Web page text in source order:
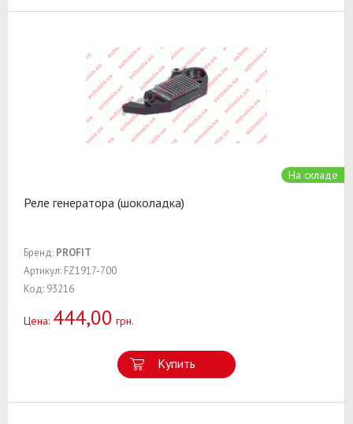
На складе
Реле генератора (шоколадка)
Бренд: PROFIT
Артикул: FZ1917-700
Код: 93216
Цена: 444,00 грн.
Купить